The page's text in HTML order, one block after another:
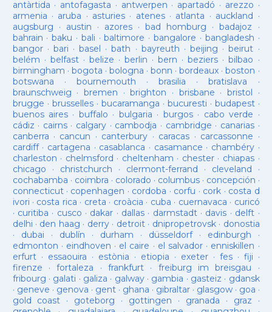
antàrtida · antofagasta · antwerpen · apartadó · arezzo ·
armenia · aruba · asturies· atenes· atlanta · auckland ·
augsburg · austin · azores·bad homburg ·badajoz ·
bahrain ·baku · bali ·baltimore ·bangalore · bangladesh ·
bangor· bari ·basel ·bath · bayreuth ·beijing ·beirut ·
belém · belfast· belize · berlin ·bern ·beziers ·bilbao ·
birmingham · bogota · bologna ·bonn ·bordeaux ·boston ·
botswana · bournemouth ·brasilia ·bratislava ·
braunschweig · bremen ·brighton · brisbane · bristol ·
brugge · brusselles· bucaramanga · bucuresti · budapest·
buenos aires· buffalo · bulgaria · burgos· cabo verde ·
cádiz · cairns· calgary · cambodja · cambridge · canarias·
canberra · cancun · canterbury · caracas · carcassonne ·
cardiff· cartagena · casablanca · casamance · chambéry·
charleston · chelmsford · cheltenham · chester· chiapas ·
chicago · christchurch · clermont-ferrand · cleveland ·
cochabamba · coimbra · colorado · columbus· concepción ·
connecticut· copenhagen · cordoba · corfu · cork · costa d
ivori · costa rica · creta · croàcia · cuba · cuernavaca · curicó
· curitiba · cusco · dakar · dallas · darmstadt· davis · delft ·
delhi · den haag · derry· detroit· dnipropetrovsk· donostia
· dubai · dublín · durham · düsseldorf· edinburgh ·
edmonton · eindhoven · el caire · el salvador · enniskillen ·
erfurt· essaouira · estònia · etiopia · exeter· fes· fiji ·
firenze ·fortaleza · frankfurt· freiburg im breisgau ·
fribourg · galati · galiza · galway· gambia · gasteiz · gdansk
· geneve · genova · gent· ghana · gibraltar· glasgow· goa ·
gold coast · goteborg · gottingen · granada · graz ·